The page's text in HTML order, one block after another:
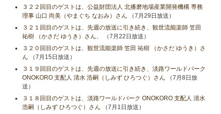
３２２回目のゲストは、公益財団法人 北播磨地場産業開発機構 専務
理事 山口 尚美（やまぐち なおみ）さん （7月29日放送）
３２１回目のゲストは、先週の放送に引き続き、観世流能楽師 笠田
祐樹 （かさだ ゆうき）さん、
（7月22日放送）
３２０回目のゲストは、観世流能楽師 笠田 祐樹 （かさだ ゆうき）さ
ん （7月15日放送）
３１９回目のゲストは、先週の放送に引き続き、淡路ワールドパーク
ONOKORO 支配人 清水 浩嗣（しみず ひろつぐ）さん （7月8日放
送）
３１８回目のゲストは、淡路ワールドパーク ONOKORO 支配人 清水
浩嗣（しみず ひろつぐ）さん （7月1日放送）